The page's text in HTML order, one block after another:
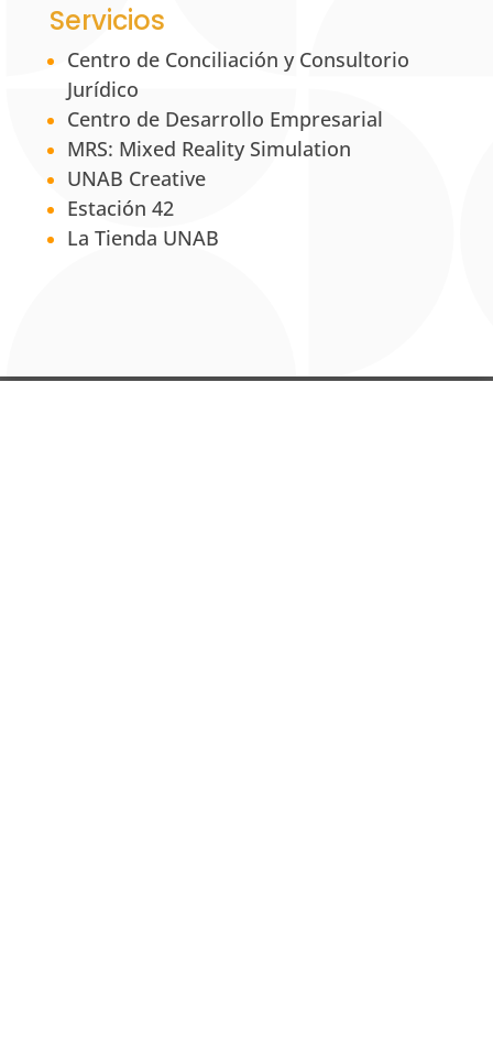
Servicios
Centro de Conciliación y Consultorio
Jurídico
Centro de Desarrollo Empresarial
MRS: Mixed Reality Simulation
UNAB Creative
Estación 42
La Tienda UNAB